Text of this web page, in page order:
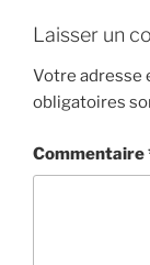
Laisser un
Votre adresse
obligatoires
Commentaire